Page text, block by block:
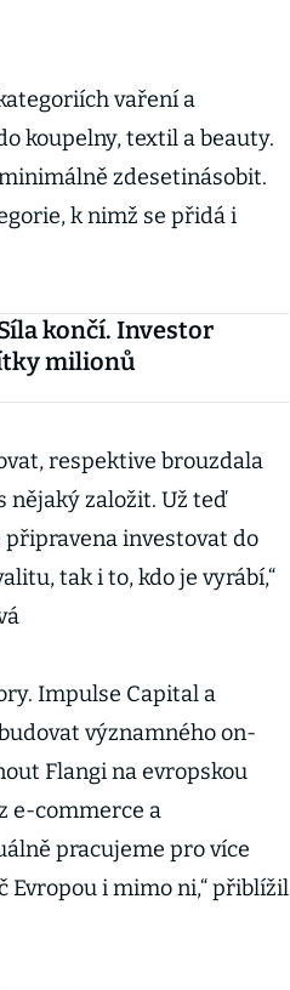
vaření a
koupelny, textil a beauty.
zdesetinásobit.
k nimž se přidá i
končí. Investor
milionů
respektive brouzdala
nějaký založit. Už teď
připravena investovat do
tak i to, kdo je vyrábí,“
Impulse Capital a
významného on-
Flangi na evropskou
e-commerce a
pracujeme pro více
Evropou i mimo ni,“ přiblížil